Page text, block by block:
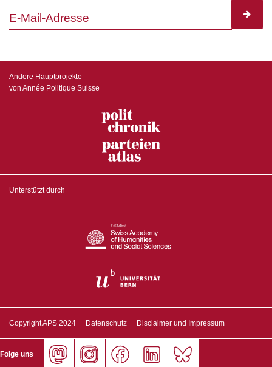
Andere Hauptprojekte
von Année Politique Suisse
Unterstützt durch
Copyright APS 2024 Datenschutz Disclaimer und Impressum
Folge uns